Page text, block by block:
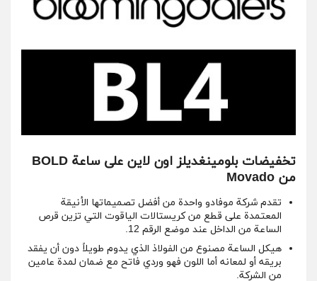
تخفيضات بلومينغديلز اون لاين على ساعة BOLD
من Movado
تقدم شركة موفادو واحدة من أفضل تصميماتها الأنيقة
المعتمدة على قطع من كريستالات الياقوت التي تزين قرص
الساعة من الداخل عند موضع الرقم 12.
هيكل الساعة مصنوع من الفولاذ الذي يدوم طويلاً دون أن يفقد
بريقه أو لمعانه أما اللون فهو وردي فاتح مع ضمان لمدة عامين
من الشركة.